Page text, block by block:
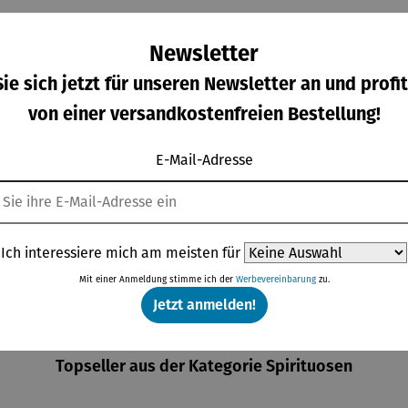
Collins
Eiskühler
FROID
her mit
em
Kapselsch
neider |
VINOSO
Topseller aus der Kategorie Spirituosen
Newsletter
sich jetzt für unseren Newsletter an und
von einer versandkostenfreien Bestellung!
E-Mail-Adresse
Ich interessiere mich am meisten für
Mit einer Anmeldung stimme ich der Werbevereinbarungzu.
Jetzt anmelden!